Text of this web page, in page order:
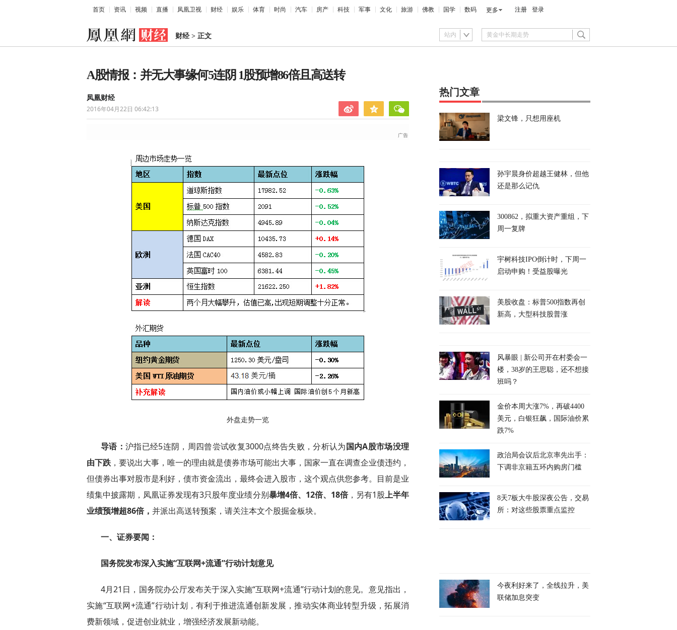
首页 资讯 视频 直播 凤凰卫视 财经 娱乐 体育 时尚 汽车 房产 科技 军事 文化 旅游 佛教 国学 数码 更多 注册 登录
财经> 正文 站内
A股情报：并无大事缘何5连阴 1股预增86倍且高送转
凤凰财经
2016年04月22日 06:42:13
外盘走势一览
导语： 沪指已经5连阴，周四曾尝试收复3000点终告失败，分析认为国内A股市场没理
由下跌 ，要说出大事，唯一的理由就是债券市场可能出大事，国家一直在调查企业债违约，
但债券出事对股市是利好，债市资金流出，最终会进入股市，这个观点供您参考。目前是业
绩集中披露期，凤凰证券发现有3只股年度业绩分别暴增4倍、12倍、18倍，另有1股上半年
业绩预增超86倍， 并派出高送转预案，请关注本文个股掘金板块。
一、证券要闻：
国务院发布深入实施“互联网+流通”行动计划意见
4月21日，国务院办公厅发布关于深入实施“互联网+流通”行动计划的意见。意见指出，
实施“互联网+流通”行动计划，有利于推进流通创新发展，推动实体商业转型升级，拓展消
费新领域，促进创业就业，增强经济发展新动能。
热门文章
梁文锋，只想用座机
孙宇晨身价超越王健林，但他
还是那么记仇
300862，拟重大资产重组，下
周一复牌
宇树科技IPO倒计时，下周一
启动申购！受益股曝光
美股收盘：标普500指数再创
新高，大型科技股普涨
风暴眼 | 新公司开在村委会一
楼，38岁的王思聪，还不想接
班吗？
金价本周大涨7%，再破4400
美元，白银狂飙，国际油价累
跌7%
政治局会议后北京率先出手：
下调非京籍五环内购房门槛
8天7板大牛股深夜公告，交易
所：对这些股票重点监控
今夜利好来了，全线拉升，美
联储加息突变